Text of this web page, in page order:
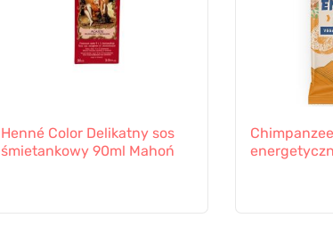
Henné Color Delikatny sos
śmietankowy 90ml Mahoń